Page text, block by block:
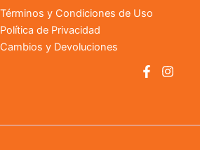
Términos y Condiciones de Uso
Política de Privacidad
Cambios y Devoluciones